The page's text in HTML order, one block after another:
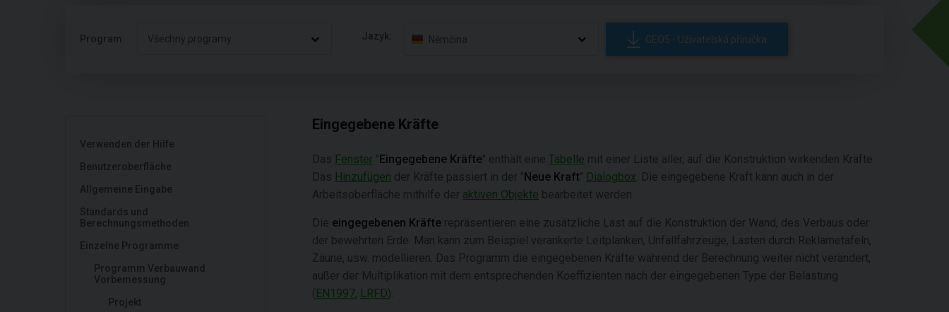
Program: Všechny programy Jazyk: Němčina GEO5 - Uživatelská příručka
Verwenden der Hilfe
Benutzeroberfläche
Allgemeine Eingabe
Standards und
Berechnungsmethoden
Einzelne Programme
Programm Verbauwand
Vorbemessung
Projekt
Eingegebene Kräfte
Das Fenster "Eingegebene Kräfte" enthält eine Tabelle mit einer Liste aller, auf die Konstruktion wirkenden Kräfte.
Das Hinzufügen der Kräfte passiert in der "Neue Kraft" Dialogbox . Die eingegebene Kraft kann auch in der
Arbeitsoberfläche mithilfe der aktiven Objekte bearbeitet werden.
Die eingegebenen Kräfte repräsentieren eine zusätzliche Last auf die Konstruktion der Wand, des Verbaus oder
der bewehrten Erde. Man kann zum Beispiel verankerte Leitplanken, Unfallfahrzeuge, Lasten durch Reklametafeln,
Zäune, usw. modellieren. Das Programm die eingegebenen Kräfte während der Berechnung weiter nicht verändert,
außer der Multiplikation mit dem entsprechenden Koeffizienten nach der eingegebenen Type der Belastung
( EN1997, LRFD).